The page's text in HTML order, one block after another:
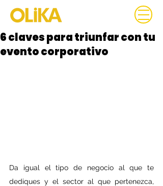
6 claves para triunfar con tu
evento corporativo
Da igual el tipo de negocio al que te
dediques y el sector al que pertenezca,